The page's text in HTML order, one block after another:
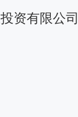
资有限公